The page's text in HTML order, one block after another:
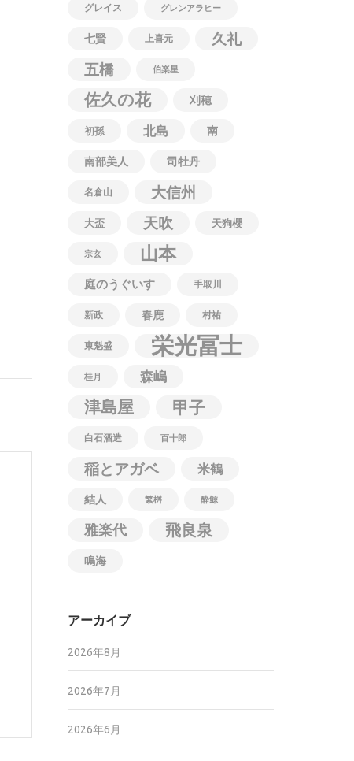
グレイス グレンアラヒー
七賢 上喜元
久礼
五橋
伯楽星
佐久の花 刈穂
初孫 北島 南
南部美人 司牡丹
名倉山 大信州
大盃 天吹 天狗櫻
宗玄 山本
庭のうぐいす 手取川
新政 春鹿 村祐
東魁盛 栄光冨士
桂月 森嶋
津島屋 甲子
白石酒造 百十郎
稲とアガベ 米鶴
結人 繁桝 酔鯨
雅楽代 飛良泉
鳴海
アーカイブ
2026年8月
2026年7月
2026年6月